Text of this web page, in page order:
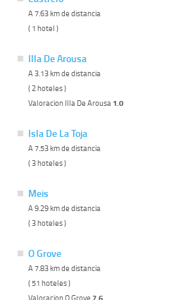
A 7.63 km de distancia
( 1 hotel )
Illa De Arousa
A 3.13 km de distancia
( 2 hoteles )
Valoracion Illa De Arousa 1.0
Isla De La Toja
A 7.53 km de distancia
( 3 hoteles )
Meis
A 9.29 km de distancia
( 3 hoteles )
O Grove
A 7.83 km de distancia
( 51 hoteles )
Valoracion O Grove 7.6